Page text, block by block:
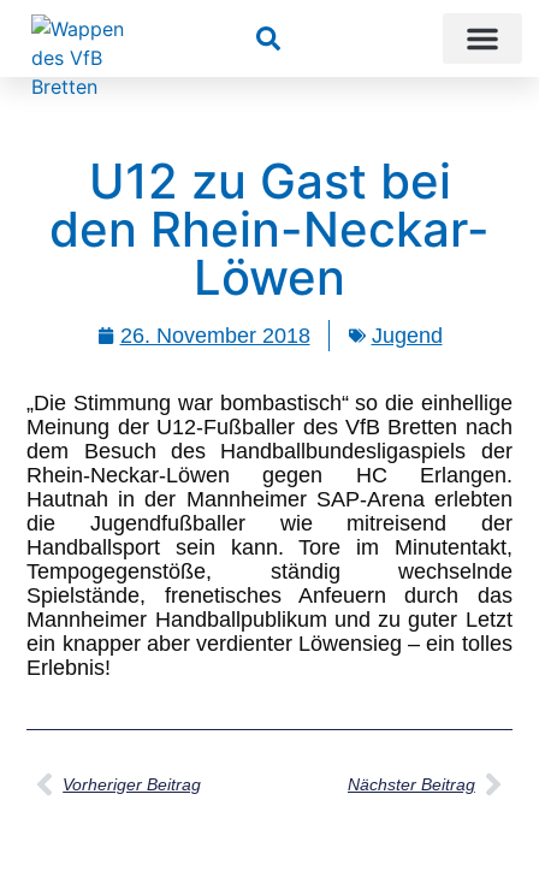
Suchen
U12 zu Gast bei
den Rhein-Neckar-
Löwen
26. November 2018 Jugend
„Die Stimmung war bombastisch“ so die einhellige
Meinung der U12-Fußballer des VfB Bretten nach
dem Besuch des Handballbundesligaspiels der
Rhein-Neckar-Löwen gegen HC Erlangen.
Hautnah in der Mannheimer SAP-Arena erlebten
die Jugendfußballer wie mitreisend der
Handballsport sein kann. Tore im Minutentakt,
Tempogegenstöße, ständig wechselnde
Spielstände, frenetisches Anfeuern durch das
Mannheimer Handballpublikum und zu guter Letzt
ein knapper aber verdienter Löwensieg – ein tolles
Erlebnis!
Vorheriger Beitrag Nächster Beitrag